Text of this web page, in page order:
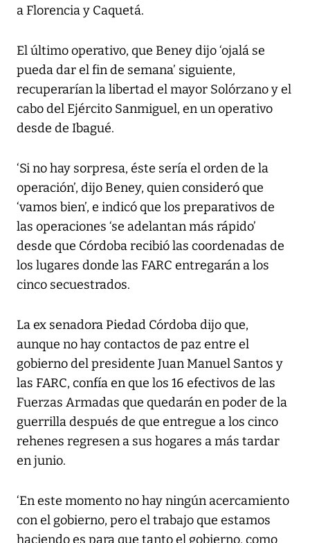
a Florencia y Caquetá.
El último operativo, que Beney dijo ‘ojalá se
pueda dar el fin de semana’ siguiente,
recuperarían la libertad el mayor Solórzano y el
cabo del Ejército Sanmiguel, en un operativo
desde de Ibagué.
‘Si no hay sorpresa, éste sería el orden de la
operación’, dijo Beney, quien consideró que
‘vamos bien’, e indicó que los preparativos de
las operaciones ‘se adelantan más rápido’
desde que Córdoba recibió las coordenadas de
los lugares donde las FARC entregarán a los
cinco secuestrados.
La ex senadora Piedad Córdoba dijo que,
aunque no hay contactos de paz entre el
gobierno del presidente Juan Manuel Santos y
las FARC, confía en que los 16 efectivos de las
Fuerzas Armadas que quedarán en poder de la
guerrilla después de que entregue a los cinco
rehenes regresen a sus hogares a más tardar
en junio.
‘En este momento no hay ningún acercamiento
con el gobierno, pero el trabajo que estamos
haciendo es para que tanto el gobierno, como